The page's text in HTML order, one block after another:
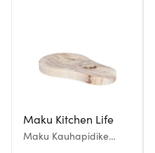
Maku Kitchen Life
Maku Kauhapidike